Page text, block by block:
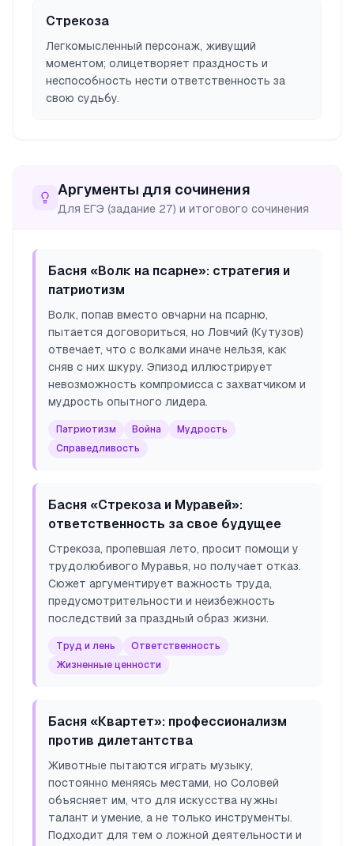
Стрекоза
Легкомысленный персонаж, живущий
моментом; олицетворяет праздность и
неспособность нести ответственность за
свою судьбу.
Аргументы для сочинения
Для ЕГЭ (задание 27) и итогового сочинения
Басня «Волк на псарне»: стратегия и
патриотизм
Волк, попав вместо овчарни на псарню,
пытается договориться, но Ловчий (Кутузов)
отвечает, что с волками иначе нельзя, как
сняв с них шкуру. Эпизод иллюстрирует
невозможность компромисса с захватчиком и
мудрость опытного лидера.
Патриотизм Война
Мудрость
Справедливость
Басня «Стрекоза и Муравей»:
ответственность за свое будущее
Стрекоза, пропевшая лето, просит помощи у
трудолюбивого Муравья, но получает отказ.
Сюжет аргументирует важность труда,
предусмотрительности и неизбежность
последствий за праздный образ жизни.
Труд и лень
Ответственность
Жизненные ценности
Басня «Квартет»: профессионализм
против дилетантства
Животные пытаются играть музыку,
постоянно меняясь местами, но Соловей
объясняет им, что для искусства нужны
талант и умение, а не только инструменты.
Подходит для тем о ложной деятельности и